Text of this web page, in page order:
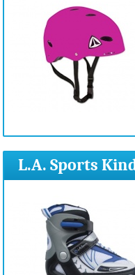
L.A. Sports